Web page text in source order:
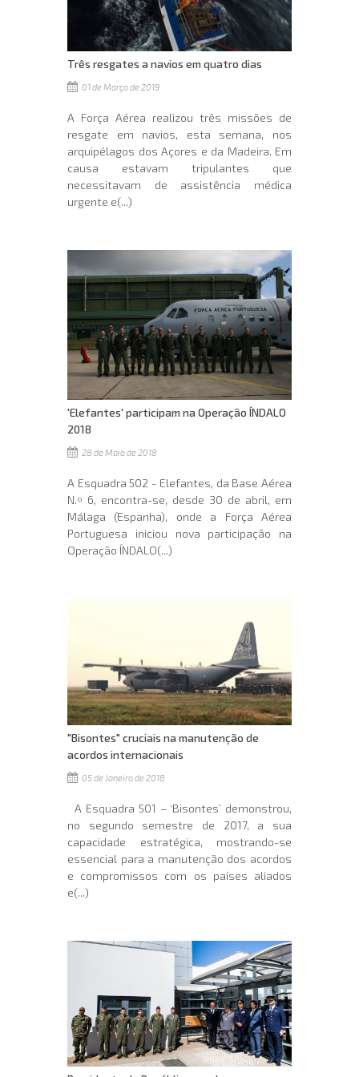
Três resgates a navios em quatro dias
01 de Março de 2019
A Força Aérea realizou três missões de
resgate em navios, esta semana, nos
arquipélagos dos Açores e da Madeira. Em
causa estavam tripulantes que
necessitavam de assistência médica
urgente e(...)
'Elefantes' participam na Operação ÍNDALO
2018
28 de Maio de 2018
A Esquadra 502 - Elefantes, da Base Aérea
N.º 6, encontra-se, desde 30 de abril, em
Málaga (Espanha), onde a Força Aérea
Portuguesa iniciou nova participação na
Operação ÍNDALO(...)
"Bisontes" cruciais na manutenção de
acordos internacionais
05 de Janeiro de 2018
A Esquadra 501 – ‘Bisontes’ demonstrou,
no segundo semestre de 2017, a sua
capacidade estratégica, mostrando-se
essencial para a manutenção dos acordos
e compromissos com os países aliados
e(...)